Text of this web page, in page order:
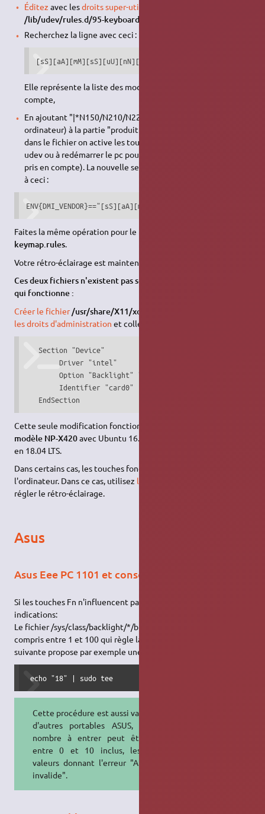
Éditez avec lesdroits super-utilisateur
/lib/udev/rules.d/95-keyboard-force-release.rules
Recherchez la ligne avec ceci :
[sS][aA][mM][sS][uU][nN][gG]
Elle représente la liste des modèles Samsung pris en
compte,
En ajoutant "|*N150/N210/N220*" (ou le modèle de votre
ordinateur) à la partie "produit" des règles pour Samsung
dans le fichier on active les touches Fn (pensez à relancer
udev ou à redémarrer le pc pour que les changements soient
pris en compte). La nouvelle section Product ressemble alors
à ceci :
ENV{DMI_VENDOR}=="[sS][aA][mM][sS][uU][nN][gG]*",
Faites la même opération pour le fichier
keymap.rules.
Votre rétro-éclairage est maintenant gérable.
Ces deux fichiers n'existent pas sous Ubuntu 16.04, voici ce
qui fonctionne :
Créer le fichier/usr/share/X11/xorg.conf.d/20-intel.conf
les droits d'administration et coller le texte qui suit :
   Section "Device"
        Driver "intel"
        Option "Backlight" "intel_backlight"
        Identifier "card0"
   EndSection
Cette seule modification fonctionne parfaitement sur un
modèle NP-X420avec Ubuntu 16.04 LTS. Elle ne fonctionne pas
en 18.04 LTS.
Dans certains cas, les touches fonction font planter
l'ordinateur. Dans ce cas, utilisez l'applet
régler le rétro-éclairage.
Asus
Asus Eee PC 1101 et consorts
Si les touches Fn n'influencent pas la luminosité, suivez ces
indications:
Le fichier /sys/class/backlight/*/brightness contient un nombre
compris entre 1 et 100 qui règle la luminosité. La commande
suivante propose par exemple une luminosité à 18% :
echo "18" | sudo tee
Cette procédure est aussi valable sur
d'autres portables ASUS, mais le
nombre à entrer peut être alors
entre 0 et 10 inclus, les autres
valeurs donnant l'erreur "Argument
invalide".